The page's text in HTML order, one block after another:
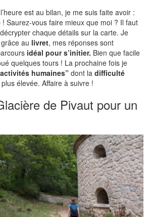
est au bilan, je me suis faite avoir :
! Saurez-vous faire mieux que moi ? Il faut
chaque détails sur la carte. Je
au livret, mes réponses sont
idéal pour s’initier. Bien que facile
quelques tours ! La prochaine fois je
humaines” dont la difficulté
élevée. Affaire à suivre !
de Pivaut pour un